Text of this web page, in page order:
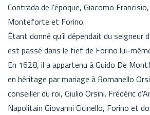
Contrada de l'époque, Giacomo
Monteforte et Forino.
Étant donné qu’il dépendait du seigneur
est passé dans le fief de Forino lui-
En 1628, il a appartenu à Guido De
en héritage par mariage à Romanello
conseiller du roi, Giulio Orsini. Frédéric
Napolitain Giovanni Cicinello, Forino et